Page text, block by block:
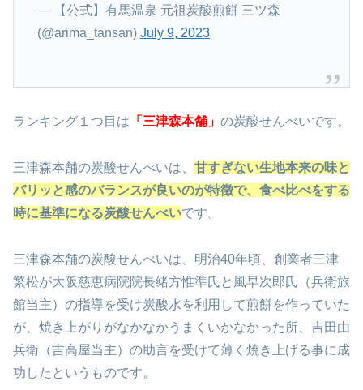
— 【公式】有馬温泉 元祖炭酸煎餅 三ツ森
(@arima_tansan) July 9, 2023
ランキング１つ目は 「三津森本舗」 の炭酸せんべいです。
三津森本舗の炭酸せんべいは、 甘すぎない生地本来の味と
パリッと感のバランスが良いのが特徴で、食べ比べをする
時に基準になる炭酸せんべいです。
三津森本舗の炭酸せんべいは、明治40年頃、創業者三津
繁松が大阪慈恵病院院長緒方惟準氏と風早次郎氏（兵衛旅
館当主）の指導を受け炭酸水を利用して煎餅を作っていた
が、焼き上がりがなかなかうまくいかなかった所、吉田由
兵衛（吉高屋当主）の助言を受けて薄く焼き上げる事に成
功したというものです。